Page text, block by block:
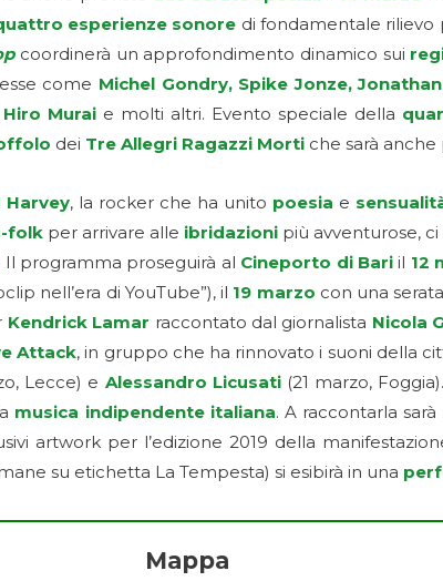
esperienze sonore di fondamentale rilievo
coordinerà un approfondimento dinamico sui
come Michel Gondry, Spike Jonze,
Muraie molti altri. Evento speciale della
dei Tre Allegri Ragazzi Morti che sarà
Harvey, la rocker che ha unito poesia e
folk per arrivare alle ibridazioni più avventurose, ci
Il programma proseguirà al Cineporto di Bariil 12
nell’era di YouTube”), il 19 marzo con una
Kendrick Lamar raccontato dal giornalista Nicola
Attack, in gruppo che ha rinnovato i suoni della
Lecce) e Alessandro Licusati(21 marzo,
musica indipendente italiana. A raccontarla
artwork per l’edizione 2019 della
su etichetta La Tempesta) si esibirà in una
Mappa